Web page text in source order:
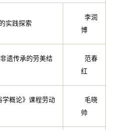
实践探索
李润
博
遗传承的劳美结
范春
红
概论》课程劳动
毛晓
帅